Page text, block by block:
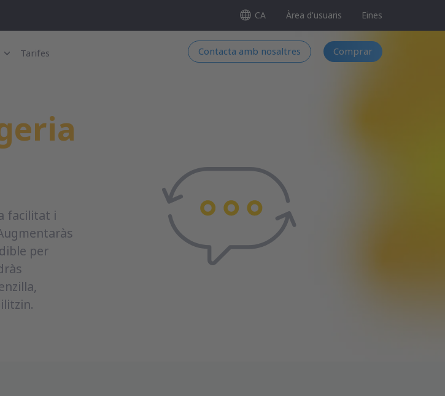
CA Àrea d'usuaris Eines
Tarifes Contacta amb nosaltres Comprar
facilitat i
per